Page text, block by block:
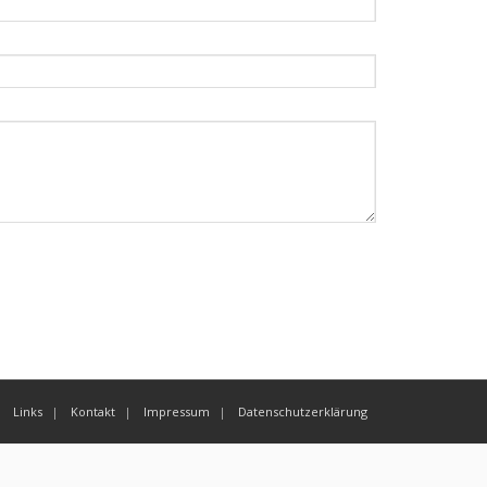
Links Kontakt Impressum Datenschutzerklärung